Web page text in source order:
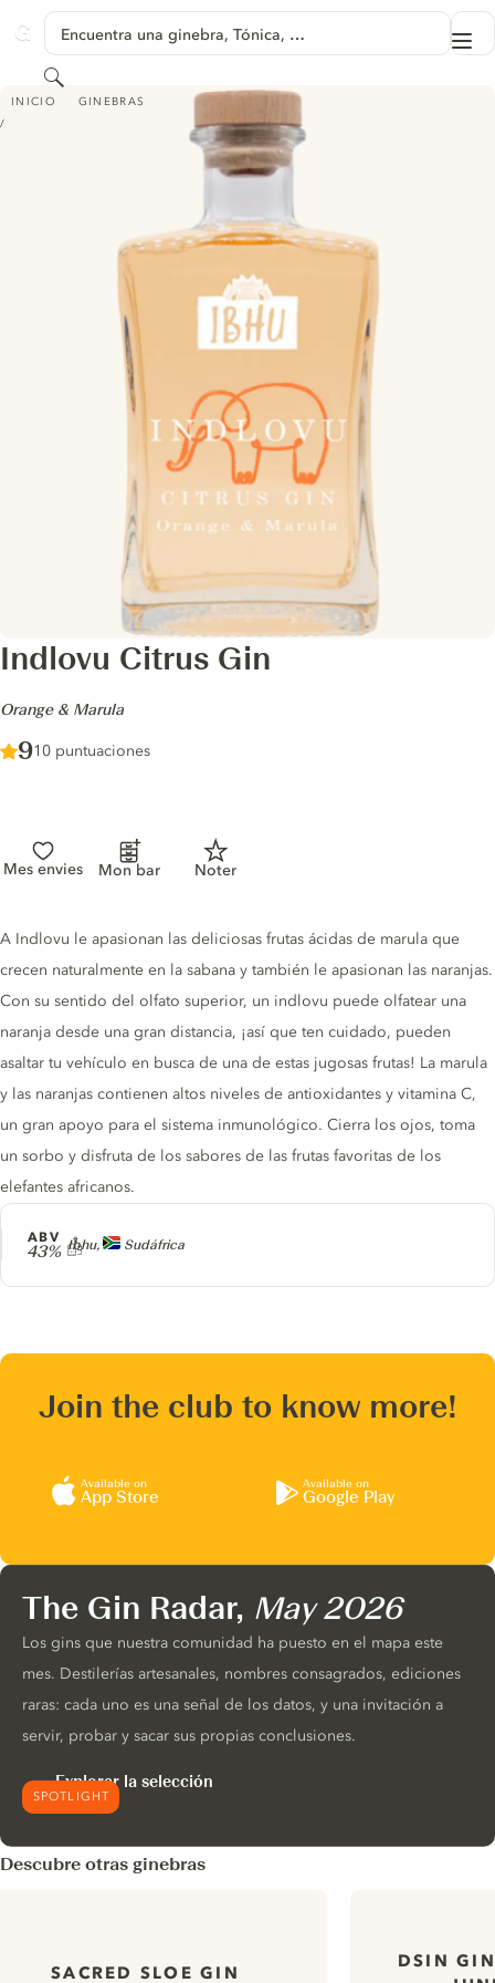
GINVENTORY
Encuentra una ginebra, Tónica, …
Buscar
INICIO GINEBRAS
INDLOVU CITRUS GIN - ORANGE & MARULA
Indlovu Citrus Gin
-
Orange & Marula
Score :
9/ 10
10 puntuaciones
Mes envies Mon bar Noter
Producer
Ibhu, Sudáfrica
ABV
43%
Gin description
A Indlovu le apasionan las deliciosas frutas ácidas de marula que
crecen naturalmente en la sabana y también le apasionan las naranjas.
Con su sentido del olfato superior, un indlovu puede olfatear una
naranja desde una gran distancia, ¡así que ten cuidado, pueden
asaltar tu vehículo en busca de una de estas jugosas frutas! La marula
y las naranjas contienen altos niveles de antioxidantes y vitamina C,
un gran apoyo para el sistema inmunológico. Cierra los ojos, toma
un sorbo y disfruta de los sabores de las frutas favoritas de los
elefantes africanos.
Join the club to know more!
Available on
App Store
Available on
Google Play
SPOTLIGHT
The Gin Radar, May 2026
Los gins que nuestra comunidad ha puesto en el mapa este
mes. Destilerías artesanales, nombres consagrados, ediciones
raras: cada uno es una señal de los datos, y una invitación a
servir, probar y sacar sus propias conclusiones.
Explorar la selección
Descubre otras ginebras
SACRED SLOE GIN
DSIN